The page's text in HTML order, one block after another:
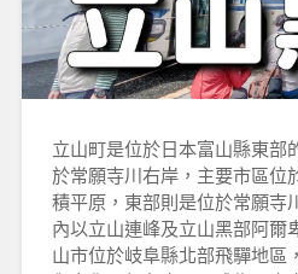
立山町是位於日本富山縣東部
於常願寺川右岸，主要市區位
積平原，東部則是位於常願寺
內以立山連峰及立山黑部阿爾
山市位於岐阜縣北部飛驒地區